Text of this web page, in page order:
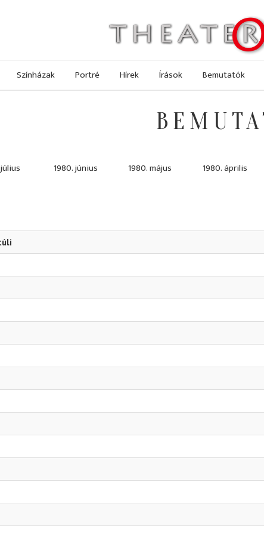
Színházak Portré Hírek Írások Bemutatók
1980. június 1980. május 1980. április